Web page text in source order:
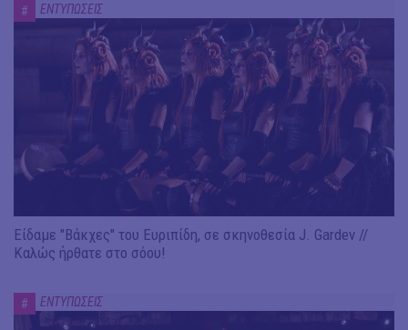
# ΕΝΤΥΠΩΣΕΙΣ
Είδαμε "Βάκχες" του Ευριπίδη, σε σκηνοθεσία J. Gardev //
Καλώς ήρθατε στο σόου!
# ΕΝΤΥΠΩΣΕΙΣ